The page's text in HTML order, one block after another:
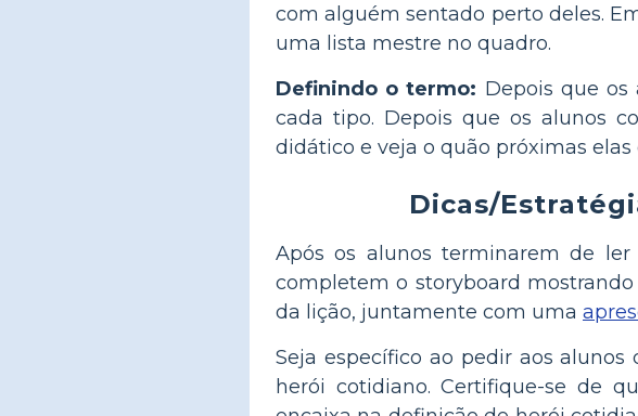
com alguém sentado perto deles.
uma lista mestre no quadro.
Definindo o termo: Depois que
cada tipo. Depois que os alunos
didático e veja o quão próximas elas
Dicas/
Após os alunos terminarem de
completem o storyboard
da lição, juntamente com uma
Seja específico ao pedir aos
herói cotidiano. Certifique-se de